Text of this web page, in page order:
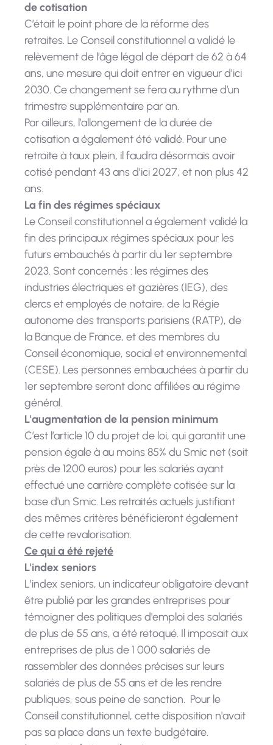
de cotisation
C’était le point phare de la réforme des
retraites. Le Conseil constitutionnel a validé le
relèvement de l’âge légal de départ de 62 à 64
ans, une mesure qui doit entrer en vigueur d’ici
2030. Ce changement se fera au rythme d’un
trimestre supplémentaire par an.
Par ailleurs, l’allongement de la durée de
cotisation a également été validé. Pour une
retraite à taux plein, il faudra désormais avoir
cotisé pendant 43 ans d’ici 2027, et non plus 42
ans.
La fin des régimes spéciaux
Le Conseil constitutionnel a également validé la
fin des principaux régimes spéciaux pour les
futurs embauchés à partir du 1er septembre
2023. Sont concernés : les régimes des
industries électriques et gazières (IEG), des
clercs et employés de notaire, de la Régie
autonome des transports parisiens (RATP), de
la Banque de France, et des membres du
Conseil économique, social et environnemental
(CESE). Les personnes embauchées à partir du
1er septembre seront donc affiliées au régime
général.
L'augmentation de la pension minimum
C’est l’article 10 du projet de loi, qui garantit une
pension égale à au moins 85% du Smic net (soit
près de 1200 euros) pour les salariés ayant
effectué une carrière complète cotisée sur la
base d'un Smic. Les retraités actuels justifiant
des mêmes critères bénéficieront également
de cette revalorisation.
Ce qui a été rejeté
L'index seniors
L’index seniors, un indicateur obligatoire devant
être publié par les grandes entreprises pour
témoigner des politiques d'emploi des salariés
de plus de 55 ans, a été retoqué. Il imposait aux
entreprises de plus de 1 000 salariés de
rassembler des données précises sur leurs
salariés de plus de 55 ans et de les rendre
publiques, sous peine de sanction. Pour le
Conseil constitutionnel, cette disposition n'avait
pas sa place dans un texte budgétaire.